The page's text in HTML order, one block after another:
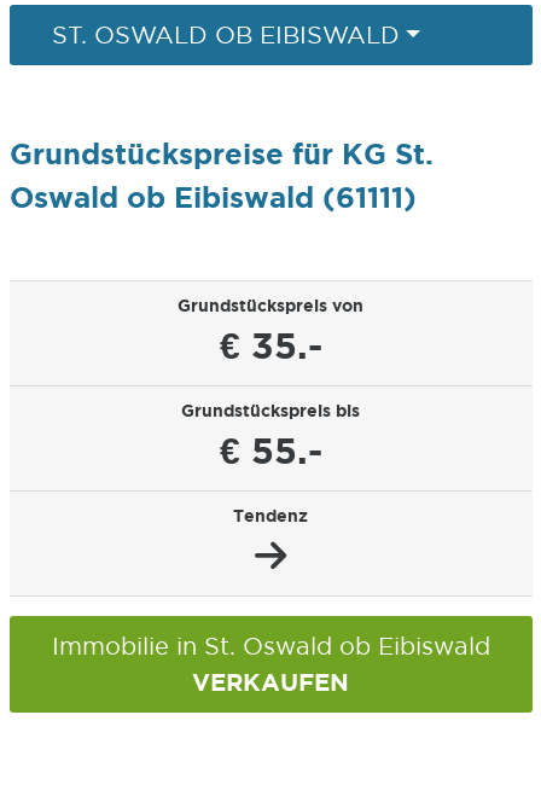
ST. OSWALD OB EIBISWALD
Grundstückspreise für KG St.
Oswald ob Eibiswald (61111)
Grundstückspreis von
€ 35.-
Grundstückspreis bis
€ 55.-
Tendenz
Immobilie in St. Oswald ob Eibiswald
VERKAUFEN